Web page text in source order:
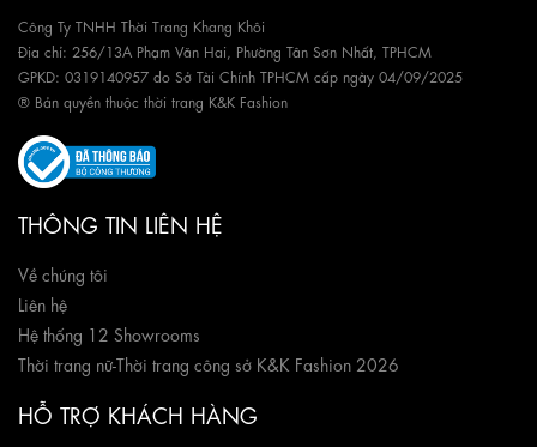
Công Ty TNHH Thời Trang Khang Khôi
Địa chỉ: 256/13A Phạm Văn Hai, Phường Tân Sơn Nhất, TPHCM
GPKD: 0319140957 do Sở Tài Chính TPHCM cấp ngày 04/09/2025
® Bản quyền thuộc thời trang K&K Fashion
THÔNG TIN LIÊN HỆ
Về chúng tôi
Liên hệ
Hệ thống 12 Showrooms
Thời trang nữ-Thời trang công sở K&K Fashion 2026
HỖ TRỢ KHÁCH HÀNG